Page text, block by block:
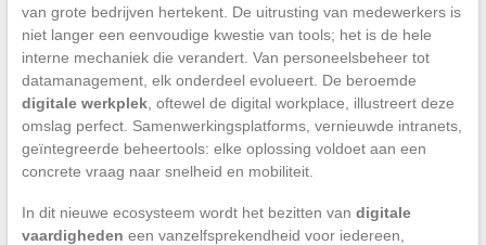
van grote bedrijven hertekent. De uitrusting van medewerkers is
niet langer een eenvoudige kwestie van tools; het is de hele
interne mechaniek die verandert. Van personeelsbeheer tot
datamanagement, elk onderdeel evolueert. De beroemde
digitale werkplek, oftewel de digital workplace, illustreert deze
omslag perfect. Samenwerkingsplatforms, vernieuwde intranets,
geïntegreerde beheertools: elke oplossing voldoet aan een
concrete vraag naar snelheid en mobiliteit.
In dit nieuwe ecosysteem wordt het bezitten van digitale
vaardigheden een vanzelfsprekendheid voor iedereen,